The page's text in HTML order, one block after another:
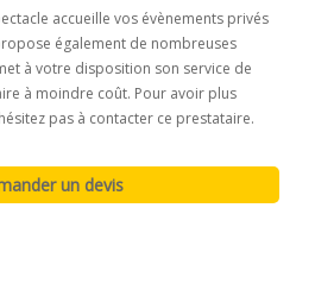
accueille vos évènements privés
également de nombreuses
à votre disposition son service de
à moindre coût. Pour avoir plus
pas à contacter ce prestataire.